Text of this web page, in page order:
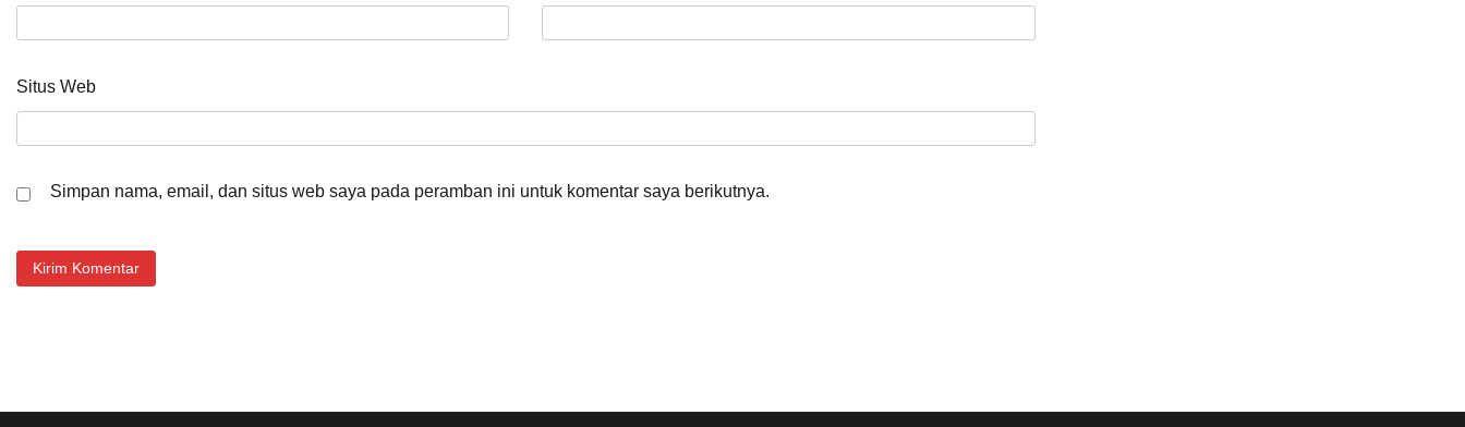
Situs Web
Simpan nama, email, dan situs web saya pada peramban ini untuk komentar saya berikutnya.